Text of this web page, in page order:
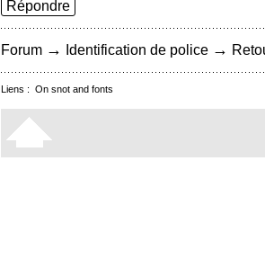
Répondre
Forum → Identification de police →
Liens : On snot and fonts